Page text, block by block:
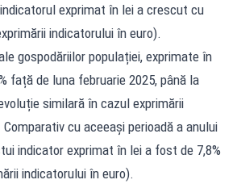
exprimat în lei a crescut cu
indicatorului în euro).
gospodăriilor populației, exprimate în
față de luna februarie 2025, până la
similară în cazul exprimării
cu aceeași perioadă a anului
indicator exprimat în lei a fost de 7,8%
indicatorului în euro).